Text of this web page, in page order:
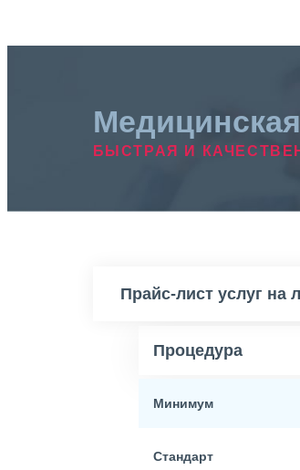
БЫСТРАЯ И
Прайс-лист услуг на
Процедура
Минимум
Стандарт